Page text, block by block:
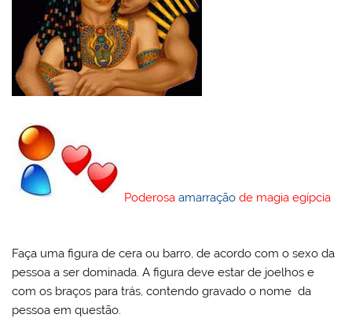
Poderosaamarração de magia egípcia
Faça uma figura de cera ou barro, de acordo com o sexo da
pessoa a ser dominada. A figura deve estar de joelhos e
com os braços para trás, contendo gravado o nome da
pessoa em questão.